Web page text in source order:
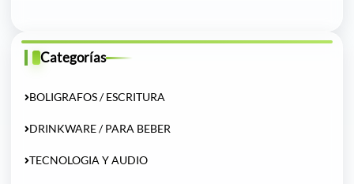
Categorías
BOLIGRAFOS / ESCRITURA
DRINKWARE / PARA BEBER
TECNOLOGIA Y AUDIO